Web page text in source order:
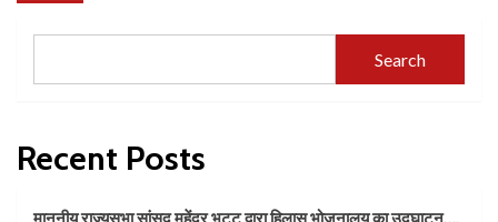
Search
Recent Posts
माननीय राज्यसभा सांसद महेंद्र भट्ट द्वारा हिलास भोजनालय का उद्घाटन….